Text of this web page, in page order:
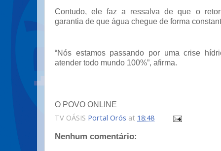
Contudo, ele faz a ressalva de que o
garantia de que água chegue de forma
“Nós estamos passando por uma crise
atender todo mundo 100%”, afirma.
O POVO ONLINE
TV OÁSIS Portal Orós at 18:48
Nenhum comentário: